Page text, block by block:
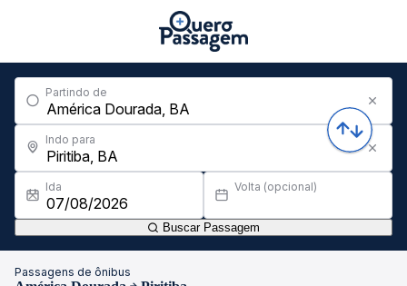
Partindo de
Indo para
Ida Volta (opcional)
Buscar Passagem
Passagens de ônibus